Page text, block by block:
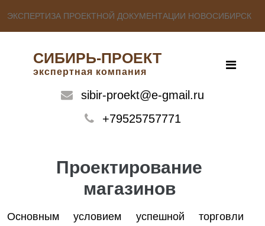
ЭКСПЕРТИЗА ПРОЕКТНОЙ ДОКУМЕНТАЦИИ НОВОСИБИРСК
СИБИРЬ-ПРОЕКТ
экспертная компания
sibir-proekt@e-gmail.ru
+79525757771
Проектирование
магазинов
Основным условием успешной торговли